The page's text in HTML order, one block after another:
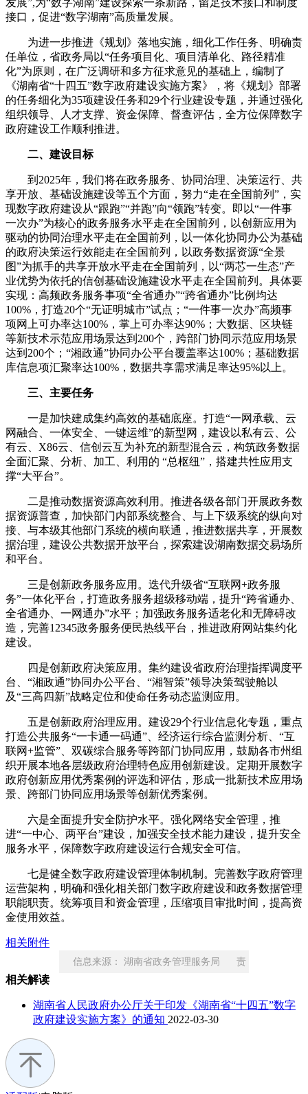
发展”,为“数字湖南”建设探索一条新路，留足技术接口和制度
接口，促进“数字湖南”高质量发展。
为进一步推进《规划》落地实施，细化工作任务、明确责
任单位，省政务局以“任务项目化、项目清单化、路径精准
化”为原则，在广泛调研和多方征求意见的基础上，编制了
《湖南省“十四五”数字政府建设实施方案》，将《规划》部署
的任务细化为35项建设任务和29个行业建设专题，并通过强化
组织领导、人才支撑、资金保障、督查评估，全方位保障数字
政府建设工作顺利推进。
二、建设目标
到2025年，我们将在政务服务、协同治理、决策运行、共
享开放、基础设施建设等五个方面，努力“走在全国前列”，实
现数字政府建设从“跟跑”“并跑”向“领跑”转变。即以“一件事
一次办”为核心的政务服务水平走在全国前列，以创新应用为
驱动的协同治理水平走在全国前列，以一体化协同办公为基础
的政府决策运行效能走在全国前列，以政务数据资源“全景
图”为抓手的共享开放水平走在全国前列，以“两芯一生态”产
业优势为依托的信创基础设施建设水平走在全国前列。具体要
实现：高频政务服务事项“全省通办”“跨省通办”比例均达
100%，打造20个“无证明城市”试点；“一件事一次办”高频事
项网上可办率达100%，掌上可办率达90%；大数据、区块链
等新技术示范应用场景达到200个，跨部门协同示范应用场景
达到200个；“湘政通”协同办公平台覆盖率达100%；基础数据
库信息项汇聚率达100%，数据共享需求满足率达95%以上。
三、主要任务
一是加快建成集约高效的基础底座。打造“一网承载、云
网融合、一体安全、一键运维”的新型网，建设以私有云、公
有云、X86云、信创云互为补充的新型混合云，构筑政务数据
全面汇聚、分析、加工、利用的 “总枢纽”，搭建共性应用支
撑“大平台”。
二是推动数据资源高效利用。推进各级各部门开展政务数
据资源普查，加快部门内部系统整合、与上下级系统的纵向对
接、与本级其他部门系统的横向联通，推进数据共享，开展数
据治理，建设公共数据开放平台，探索建设湖南数据交易场所
和平台。
三是创新政务服务应用。迭代升级省“互联网+政务服
务”一体化平台，打造政务服务超级移动端，提升“跨省通办、
全省通办、一网通办”水平；加强政务服务适老化和无障碍改
造，完善12345政务服务便民热线平台，推进政府网站集约化
建设。
四是创新政府决策应用。集约建设省政府治理指挥调度平
台、“湘政通”协同办公平台、“湘智策”领导决策驾驶舱以
及“三高四新”战略定位和使命任务动态监测应用。
五是创新政府治理应用。建设29个行业信息化专题，重点
打造公共服务“一卡通一码通”、经济运行综合监测分析、“互
联网+监管”、双碳综合服务等跨部门协同应用，鼓励各市州组
织开展本地各层级政府治理特色应用创新建设。定期开展数字
政府创新应用优秀案例的评选和评估，形成一批新技术应用场
景、跨部门协同应用场景等创新优秀案例。
六是全面提升安全防护水平。强化网络安全管理，推
进“一中心、两平台”建设，加强安全技术能力建设，提升安全
服务水平，保障数字政府建设运行合规安全可信。
七是健全数字政府建设管理体制机制。完善数字政府管理
运营架构，明确和强化相关部门数字政府建设和政务数据管理
职能职责。统筹项目和资金管理，压缩项目审批时间，提高资
金使用效益。
相关附件
信息来源： 湖南省政务管理服务局 责
相关解读
湖南省人民政府办公厅关于印发《湖南省“十四五”数字
政府建设实施方案》的通知 2022-03-30